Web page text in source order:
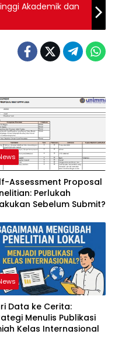
Akademik dan
Assessment Proposal
Perlukah
Sebelum Submit?
Data ke Cerita:
Menulis Publikasi
Kelas Internasional